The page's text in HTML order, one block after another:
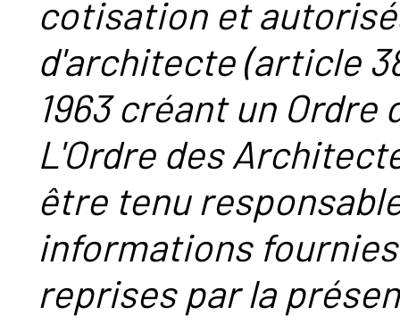
cotisation et
d'architecte (article
1963 créant un
L'Ordre des
être tenu
informations
reprises par la